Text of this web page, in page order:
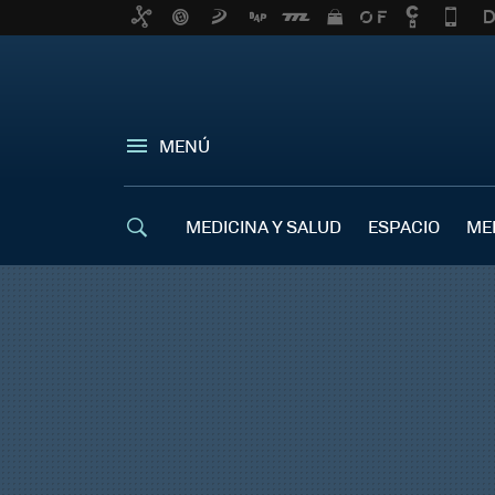
MENÚ
MEDICINA Y SALUD ESPACIO